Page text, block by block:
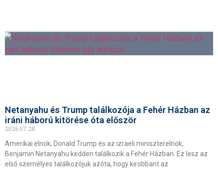
Netanyahu és Trump találkozója a Fehér Házban az
iráni háború kitörése óta először
2026.07.28.
Amerikai elnök, Donald Trump és az izraeli miniszterelnök,
Benjamin Netanyahu kedden találkozik a Fehér Házban. Ez lesz az
első személyes találkozójuk azóta, hogy kirobbant az